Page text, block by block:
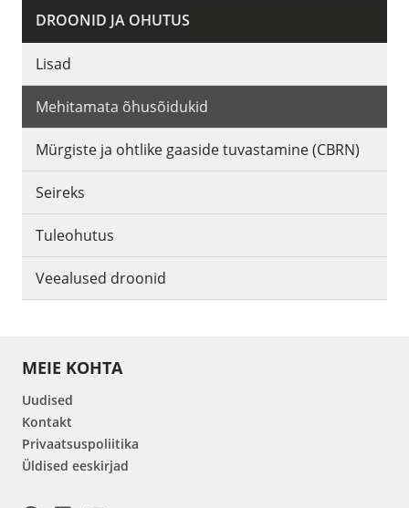
DROONID JA OHUTUS
Lisad
Mehitamata õhusõidukid
Mürgiste ja ohtlike gaaside tuvastamine (CBRN)
Seireks
Tuleohutus
Veealused droonid
MEIE KOHTA
Uudised
Kontakt
Privaatsuspoliitika
Üldised eeskirjad